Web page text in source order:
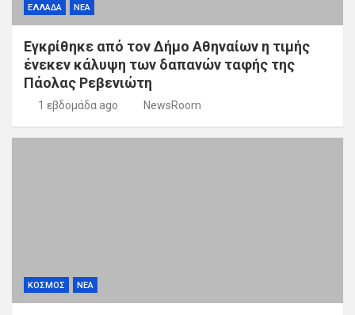
ΕΛΛΑΔΑ ΝΕΑ
Εγκρίθηκε από τον Δήμο Αθηναίων η τιμής
ένεκεν κάλυψη των δαπανών ταφής της
Πάολας Ρεβενιώτη
1 εβδομάδα ago NewsRoom
ΚΟΣΜΟΣ ΝΕΑ